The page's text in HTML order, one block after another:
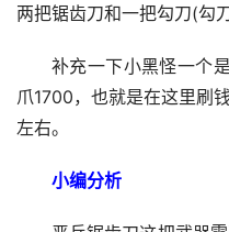
两把锯齿刀和一把勾刀(勾
补充一下小黑怪一个
爪1700，也就是在这里刷
左右。
小编分析